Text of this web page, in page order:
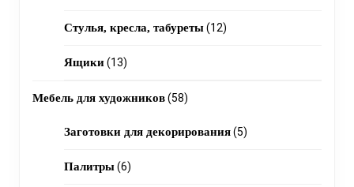
products
Стулья, кресла, табуреты 1212
Ящики 1313
products
Мебель для художников 5858
products
Заготовки для декорирования 55
Палитры 66